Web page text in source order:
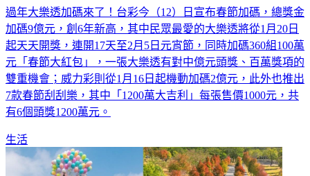
過年大樂透加碼來了！台彩今（12）日宣布春節加碼，總獎金
加碼9億元，創6年新高，其中民眾最愛的大樂透將從1月20日
起天天開獎，連開17天至2月5日元宵節，同時加碼360組100萬
元「春節大紅包」，一張大樂透有對中億元頭獎、百萬獎項的
雙重機會；威力彩則從1月16日起機動加碼2億元，此外也推出
7款春節刮刮樂，其中「1200萬大吉利」每張售價1000元，共
有6個頭獎1200萬元。
生活